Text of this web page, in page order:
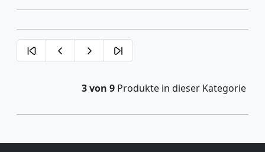
3 von 9 Produkte in dieser Kategorie